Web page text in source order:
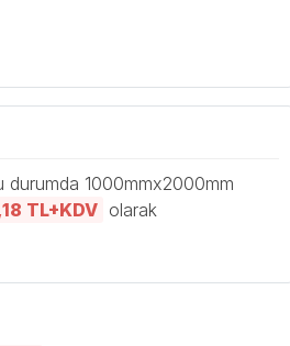
durumda 1000mmx2000mm
TL+KDV olarak